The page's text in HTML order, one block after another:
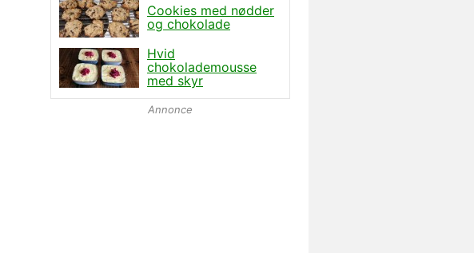
Cookies med nødder
og chokolade
Hvid
chokolademousse
med skyr
Annonce